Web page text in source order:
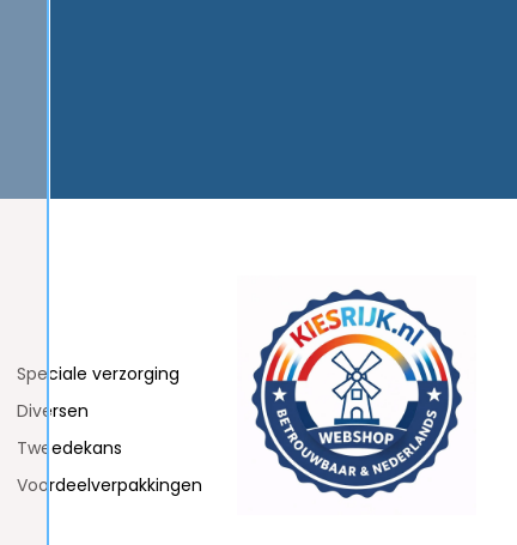
Speciale verzorging
Diversen
Tweedekans
Voordeelverpakkingen